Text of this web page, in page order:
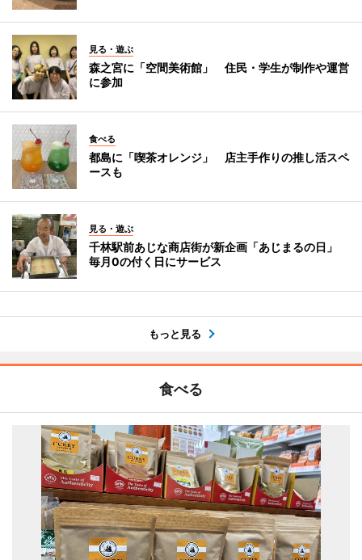
見る・遊ぶ
森之宮に「空間美術館」 住民・学生が制作や運営
に参加
食べる
都島に「喫茶オレンジ」 店主手作りの推し活スペ
ースも
見る・遊ぶ
千林駅前あじな商店街が新企画「あじまるの日」
毎月0の付く日にサービス
もっと見る
食べる